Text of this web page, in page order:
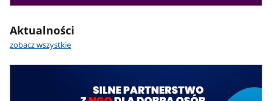
Aktualności
zobacz wszystkie